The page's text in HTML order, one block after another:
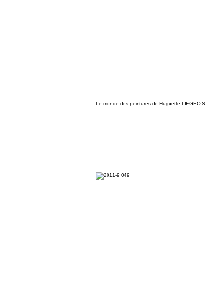
Le monde des peintures de Huguette LIEGEOIS